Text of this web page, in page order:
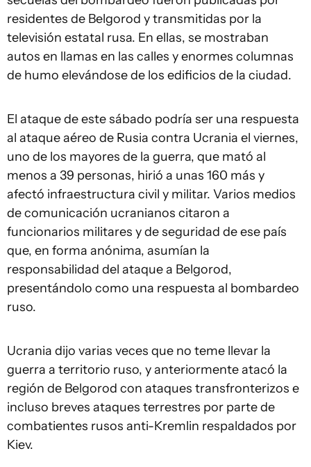
residentes de Belgorod y transmitidas por la
televisión estatal rusa. En ellas, se mostraban
autos en llamas en las calles y enormes columnas
de humo elevándose de los edificios de la ciudad.
El ataque de este sábado podría ser una respuesta
al ataque aéreo de Rusia contra Ucrania el viernes,
uno de los mayores de la guerra, que mató al
menos a 39 personas, hirió a unas 160 más y
afectó infraestructura civil y militar. Varios medios
de comunicación ucranianos citaron a
funcionarios militares y de seguridad de ese país
que, en forma anónima, asumían la
responsabilidad del ataque a Belgorod,
presentándolo como una respuesta al bombardeo
ruso.
Ucrania dijo varias veces que no teme llevar la
guerra a territorio ruso, y anteriormente atacó la
región de Belgorod con ataques transfronterizos e
incluso breves ataques terrestres por parte de
combatientes rusos anti-Kremlin respaldados por
Kiev.